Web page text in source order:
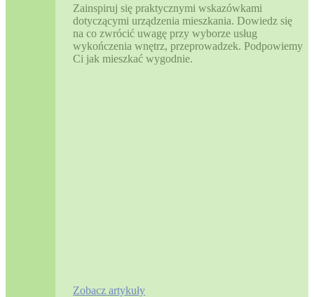
Zainspiruj się praktycznymi wskazówkami
dotyczącymi urządzenia mieszkania. Dowiedz się
na co zwrócić uwagę przy wyborze usług
wykończenia wnętrz, przeprowadzek. Podpowiemy
Ci jak mieszkać wygodnie.
Zobacz artykuły